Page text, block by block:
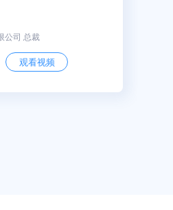
公司 总裁
观看视频